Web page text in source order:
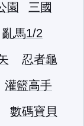
園
三國
亂馬1/2
忍者龜
灌籃高手
數碼寶貝